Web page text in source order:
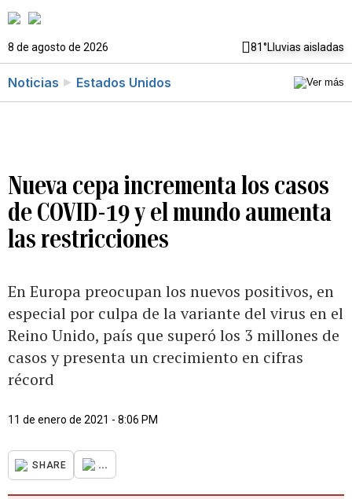
8 de agosto de 2026 81°Lluvias aisladas
Noticias Estados Unidos
Nueva cepa incrementa los casos
de COVID-19 y el mundo aumenta
las restricciones
En Europa preocupan los nuevos positivos, en
especial por culpa de la variante del virus en el
Reino Unido, país que superó los 3 millones de
casos y presenta un crecimiento en cifras
récord
11 de enero de 2021 - 8:06 PM
SHARE ...